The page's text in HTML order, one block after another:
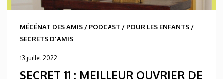
MÉCÉNAT DES AMIS / PODCAST / POUR LES ENFANTS /
SECRETS D'AMIS
13 juillet 2022
SECRET 11 : MEILLEUR OUVRIER DE